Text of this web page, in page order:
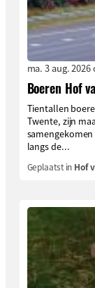
ma. 3 aug. 2026
Boeren Hof
Tientallen
Twente, zijn
langs de...
Geplaatst in Hof